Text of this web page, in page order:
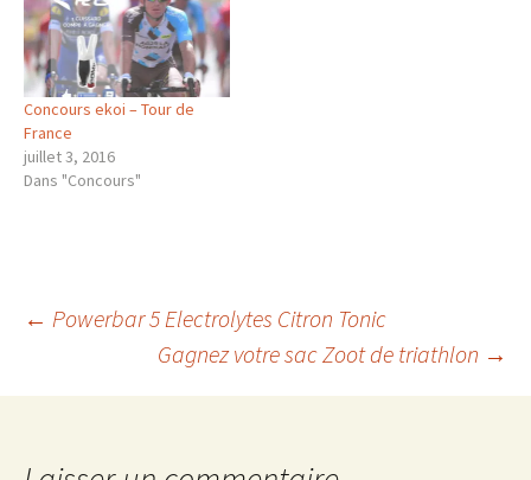
Concours ekoi – Tour de
France
juillet 3, 2016
Dans "Concours"
Navigation
des
← Powerbar 5 Electrolytes Citron Tonic
Gagnez votre sac Zoot de triathlon →